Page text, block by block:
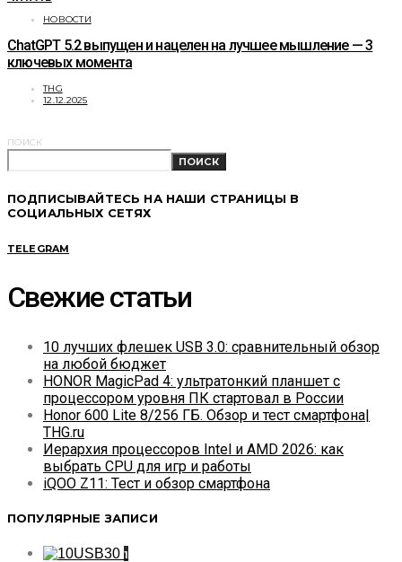
НОВОСТИ
ChatGPT 5.2 выпущен и нацелен на лучшее мышление — 3
ключевых момента
THG
12.12.2025
ПОИСК
ПОИСК
ПОДПИСЫВАЙТЕСЬ НА НАШИ СТРАНИЦЫ В
СОЦИАЛЬНЫХ СЕТЯХ
TELEGRAM
Свежие статьи
10 лучших флешек USB 3.0: сравнительный обзор
на любой бюджет
HONOR MagicPad 4: ультратонкий планшет с
процессором уровня ПК стартовал в России
Honor 600 Lite 8/256 ГБ. Обзор и тест смартфона|
THG.ru
Иерархия процессоров Intel и AMD 2026: как
выбрать CPU для игр и работы
iQOO Z11: Тест и обзор смартфона
ПОПУЛЯРНЫЕ ЗАПИСИ
1